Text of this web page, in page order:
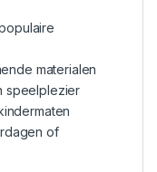
materialen
speelplezier
of